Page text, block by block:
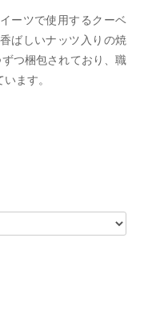
ーツで使用するクーベ
ばしいナッツ入りの焼
つ梱包されており、職
ます。